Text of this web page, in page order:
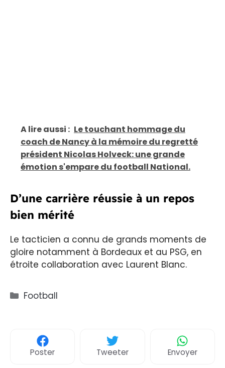
A lire aussi : Le touchant hommage du
coach de Nancy à la mémoire du regretté
président Nicolas Holveck: une grande
émotion s'empare du football National.
D’une carrière réussie à un repos
bien mérité
Le tacticien a connu de grands moments de
gloire notamment à Bordeaux et au PSG, en
étroite collaboration avec Laurent Blanc.
Catégories
Football
Poster Tweeter Envoyer